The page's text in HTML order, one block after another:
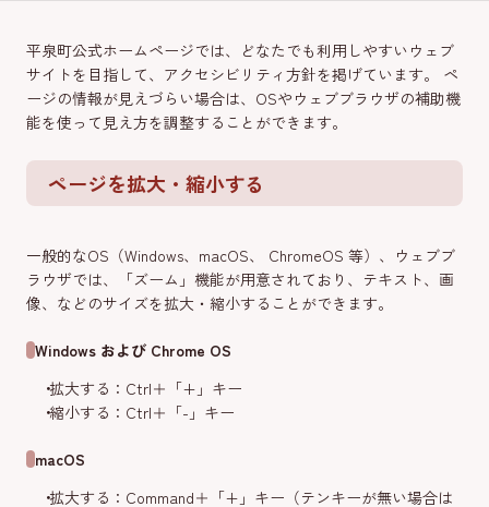
平泉町公式ホームページでは、どなたでも利用しやすいウェブ
サイトを目指して、アクセシビリティ方針を掲げています。 ペ
ージの情報が見えづらい場合は、OSやウェブブラウザの補助機
能を使って見え方を調整することができます。
ページを拡大・縮小する
一般的なOS（Windows、macOS、 ChromeOS 等）、ウェブブ
ラウザでは、「ズーム」機能が用意されており、テキスト、画
像、などのサイズを拡大・縮小することができます。
Windows および Chrome OS
拡大する：Ctrl＋「+」キー
縮小する：Ctrl＋「-」キー
macOS
拡大する：Command＋「+」キー（テンキーが無い場合は